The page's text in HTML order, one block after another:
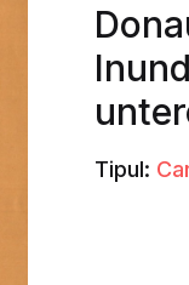
Tipul: